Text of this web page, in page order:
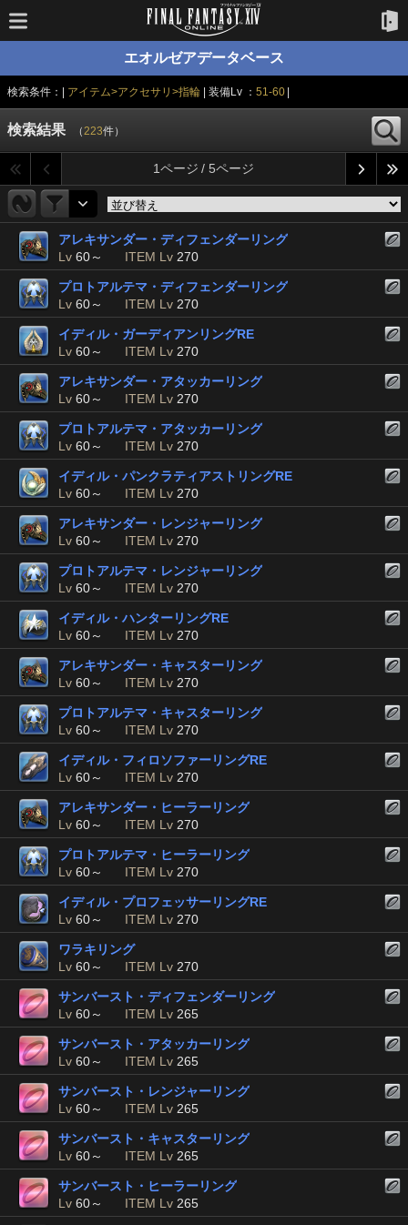
エオルゼアデータベース
検索条件：| アイテム>アクセサリ>指輪 | 装備Lv ： 51-60|
検索結果 （223件）
1ページ / 5ページ
アレキサンダー・ディフェンダーリング
Lv 60～ ITEM Lv 270
プロトアルテマ・ディフェンダーリング
Lv 60～ ITEM Lv 270
イディル・ガーディアンリングRE
Lv 60～ ITEM Lv 270
アレキサンダー・アタッカーリング
Lv 60～ ITEM Lv 270
プロトアルテマ・アタッカーリング
Lv 60～ ITEM Lv 270
イディル・パンクラティアストリングRE
Lv 60～ ITEM Lv 270
アレキサンダー・レンジャーリング
Lv 60～ ITEM Lv 270
プロトアルテマ・レンジャーリング
Lv 60～ ITEM Lv 270
イディル・ハンターリングRE
Lv 60～ ITEM Lv 270
アレキサンダー・キャスターリング
Lv 60～ ITEM Lv 270
プロトアルテマ・キャスターリング
Lv 60～ ITEM Lv 270
イディル・フィロソファーリングRE
Lv 60～ ITEM Lv 270
アレキサンダー・ヒーラーリング
Lv 60～ ITEM Lv 270
プロトアルテマ・ヒーラーリング
Lv 60～ ITEM Lv 270
イディル・プロフェッサーリングRE
Lv 60～ ITEM Lv 270
ワラキリング
Lv 60～ ITEM Lv 270
サンバースト・ディフェンダーリング
Lv 60～ ITEM Lv 265
サンバースト・アタッカーリング
Lv 60～ ITEM Lv 265
サンバースト・レンジャーリング
Lv 60～ ITEM Lv 265
サンバースト・キャスターリング
Lv 60～ ITEM Lv 265
サンバースト・ヒーラーリング
Lv 60～ ITEM Lv 265